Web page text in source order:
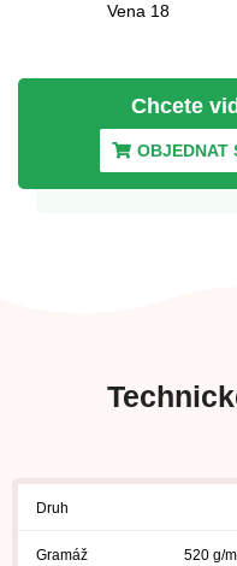
Vena 18
Chcete
OBJEDNAT
Druh
Gramáž 520 g/